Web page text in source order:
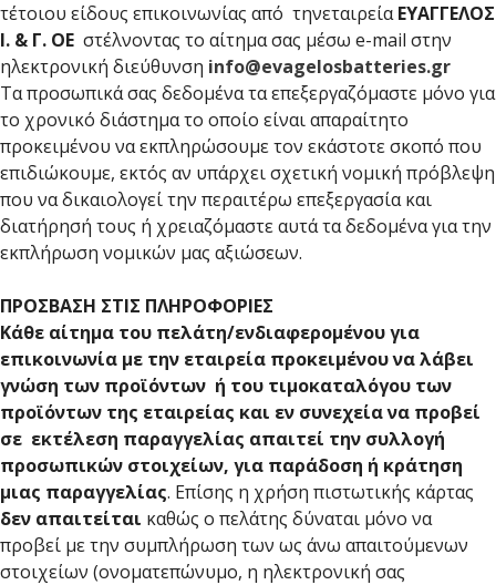
τέτοιου είδους επικοινωνίας από τηνεταιρείαΕΥΑΓΓΕΛΟΣ
Ι. & Γ. ΟΕ στέλνοντας το αίτημα σας μέσω e-mail στην
ηλεκτρονική διεύθυνση info@evagelosbatteries.gr
Τα προσωπικά σας δεδομένα τα επεξεργαζόμαστε μόνο για
το χρονικό διάστημα το οποίο είναι απαραίτητο
προκειμένου να εκπληρώσουμε τον εκάστοτε σκοπό που
επιδιώκουμε, εκτός αν υπάρχει σχετική νομική πρόβλεψη
που να δικαιολογεί την περαιτέρω επεξεργασία και
διατήρησή τους ή χρειαζόμαστε αυτά τα δεδομένα για την
εκπλήρωση νομικών μας αξιώσεων.
ΠΡΟΣΒΑΣΗ ΣΤΙΣ ΠΛΗΡΟΦΟΡΙΕΣ
Κάθε αίτημα του πελάτη/ενδιαφερομένου για
επικοινωνία με την εταιρεία προκειμένου να λάβει
γνώση των προϊόντων ή του τιμοκαταλόγου των
προϊόντων της εταιρείας και εν συνεχεία να προβεί
σε εκτέλεση παραγγελίας απαιτεί την συλλογή
προσωπικών στοιχείων, για παράδοση ή κράτηση
μιας παραγγελίας. Επίσης η χρήση πιστωτικής κάρτας
δεν απαιτείται καθώς ο πελάτης δύναται μόνο να
προβεί με την συμπλήρωση των ως άνω απαιτούμενων
στοιχείων (ονοματεπώνυμο, η ηλεκτρονική σας